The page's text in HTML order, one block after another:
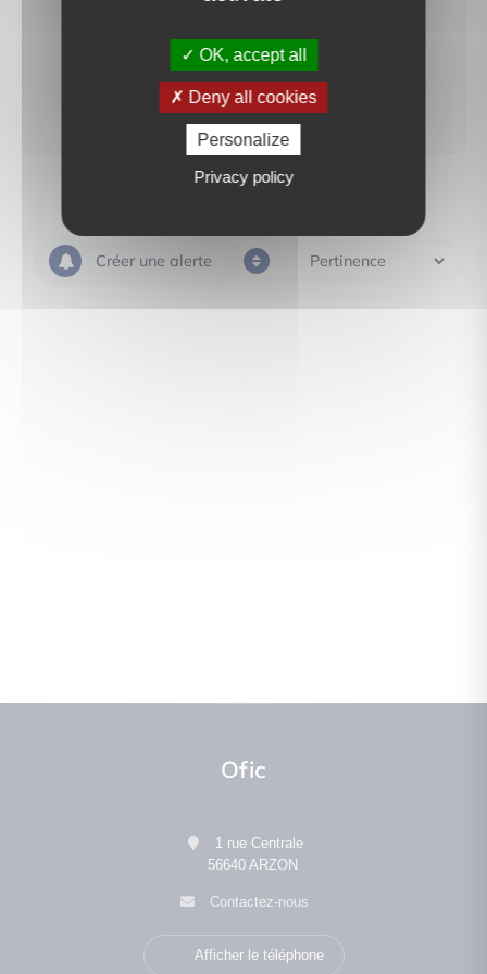
créer une alerte
Créer une alerte
Ofic
1 rue Centrale
56640 ARZON
Contactez-nous
Afficher le téléphone
OK, accept all
Deny all cookies
Personalize
Privacy policy